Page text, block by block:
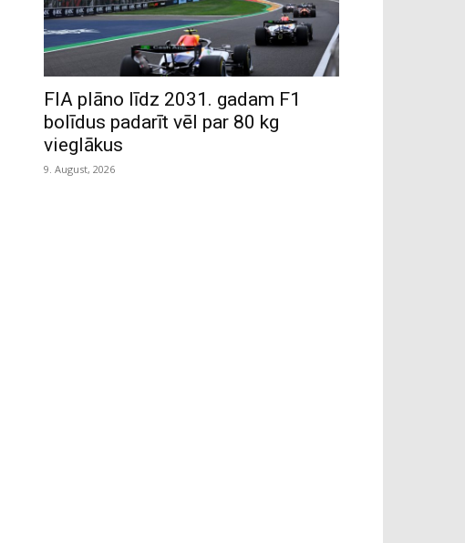
FIA plāno līdz 2031. gadam F1
bolīdus padarīt vēl par 80 kg
vieglākus
9. August, 2026